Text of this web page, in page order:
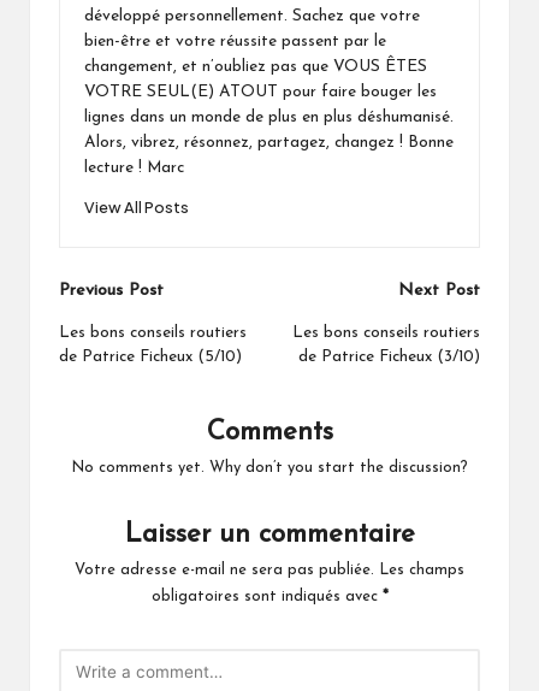
développé personnellement. Sachez que votre
bien-être et votre réussite passent par le
changement, et n’oubliez pas que VOUS ÊTES
VOTRE SEUL(E) ATOUT pour faire bouger les
lignes dans un monde de plus en plus déshumanisé.
Alors, vibrez, résonnez, partagez, changez ! Bonne
lecture ! Marc
View All Posts
Post
navigation
Previous Post
Les bons conseils routiers
de Patrice Ficheux (5/10)
Next Post
Les bons conseils routiers
de Patrice Ficheux (3/10)
Comments
No comments yet. Why don’t you start the discussion?
Laisser un commentaire
Votre adresse e-mail ne sera pas publiée.
Les champs
obligatoires sont indiqués avec *